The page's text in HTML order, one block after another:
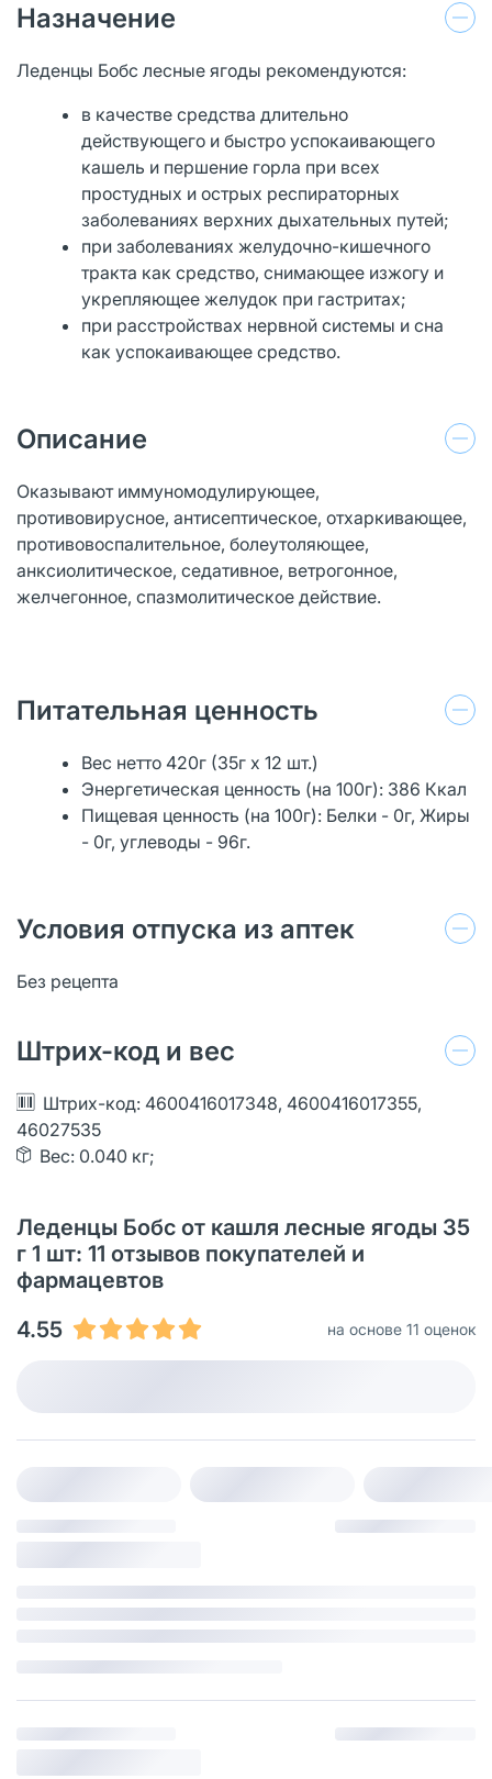
Назначение
Леденцы Бобс лесные ягоды рекомендуются:
в качестве средства длительно
действующего и быстро успокаивающего
кашель и першение горла при всех
простудных и острых респираторных
заболеваниях верхних дыхательных путей;
при заболеваниях желудочно-кишечного
тракта как средство, снимающее изжогу и
укрепляющее желудок при гастритах;
при расстройствах нервной системы и сна
как успокаивающее средство.
Описание
Оказывают иммуномодулирующее,
противовирусное, антисептическое, отхаркивающее,
противовоспалительное, болеутоляющее,
анксиолитическое, седативное, ветрогонное,
желчегонное, спазмолитическое действие.
Питательная ценность
Вес нетто 420г (35г х 12 шт.)
Энергетическая ценность (на 100г): 386 Ккал
Пищевая ценность (на 100г): Белки - 0г, Жиры
- 0г, углеводы - 96г.
Условия отпуска из аптек
Без рецепта
Штрих-код и вес
Штрих-код: 4600416017348, 4600416017355,
46027535
Вес: 0.040 кг;
Леденцы Бобс от кашля лесные ягоды 35
г 1 шт: 11 отзывов покупателей и
фармацевтов
4.55
на основе 11 оценок